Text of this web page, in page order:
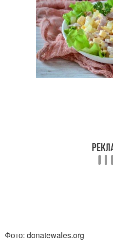
Сытные салаты
Салат с грибами
Фото: donatewales.org